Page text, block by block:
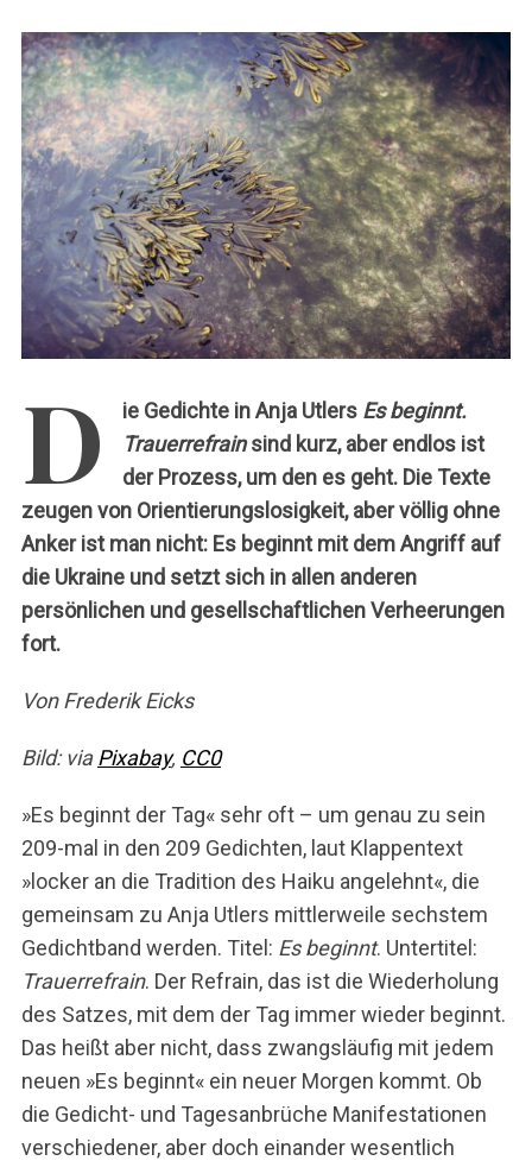
h
:
D ie Gedichte in Anja Utlers Es beginnt.
Trauerrefrainsind kurz, aber endlos ist
der Prozess, um den es geht. Die Texte
zeugen von Orientierungslosigkeit, aber völlig ohne
Anker ist man nicht: Es beginnt mit dem Angriff auf
die Ukraine und setzt sich in allen anderen
persönlichen und gesellschaftlichen Verheerungen
fort.
Von Frederik Eicks
Bild: viaPixabay, CC0
»Es beginnt der Tag« sehr oft – um genau zu sein
209-mal in den 209 Gedichten, laut Klappentext
»locker an die Tradition des Haiku angelehnt«, die
gemeinsam zu Anja Utlers mittlerweile sechstem
Gedichtband werden. Titel: Es beginnt. Untertitel:
Trauerrefrain. Der Refrain, das ist die Wiederholung
des Satzes, mit dem der Tag immer wieder beginnt.
Das heißt aber nicht, dass zwangsläufig mit jedem
neuen »Es beginnt« ein neuer Morgen kommt. Ob
die Gedicht- und Tagesanbrüche Manifestationen
verschiedener, aber doch einander wesentlich